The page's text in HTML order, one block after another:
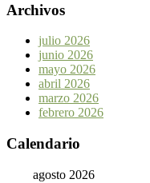
Archivos
julio 2026
junio 2026
mayo 2026
abril 2026
marzo 2026
febrero 2026
Calendario
agosto 2026